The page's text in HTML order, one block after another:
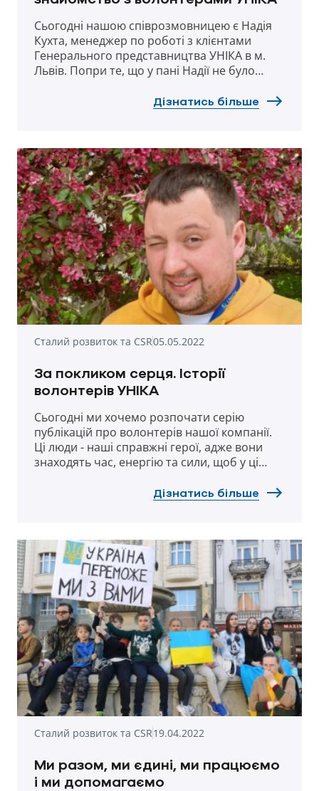
Сьогодні нашою співрозмовницею є Надія
Кухта, менеджер по роботі з клієнтами
Генерального представництва УНІКА в м.
Львів. Попри те, що у пані Надії не було
початку вона невпинно допомагає сотням
Дізнатись більше
Сталий розвиток та CSR05.05.2022
За покликом серця. Історії
волонтерів УНІКА
Сьогодні ми хочемо розпочати серію
публікацій про волонтерів нашої компанії.
Ці люди - наші справжні герої, адже вони
знаходять час, енергію та сили, щоб у ці
потребує більшої уваги. Вони допомагають
добрих справ, не чекаючи слави чи
винагород. Це ті, хто дійсно живе та діє за
покликом серця.
Дізнатись більше
Сталий розвиток та CSR19.04.2022
Ми разом, ми єдині, ми працюємо
і ми допомагаємо